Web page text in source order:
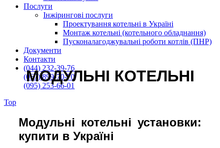
Послуги
Інжірингові послуги
Проектування котельні в Україні
Монтаж котельні (котельного обладнання)
Пусконалагоджувальні роботи котлів (ПНР)
Документи
Контакти
(044) 232-39-76
(067) 899-70-70
(095) 253-66-01
Top
МОДУЛЬНІ КОТЕЛЬНІ
Модульні котельні установки:
купити в Україні